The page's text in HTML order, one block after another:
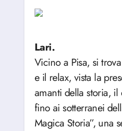
Lari.
Vicino a Pisa, si
e il relax, vista la
amanti della storia, il
fino ai sotterranei
Magica Storia”, una